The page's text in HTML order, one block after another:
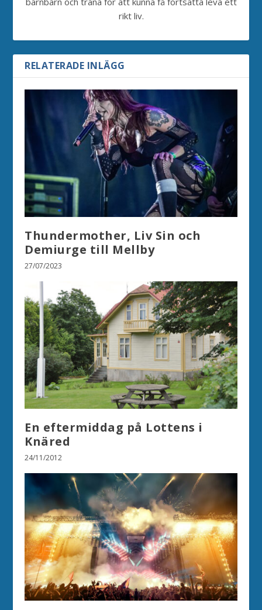
rikt liv.
RELATERADE INLÄGG
Thundermother, Liv Sin och
Demiurge till Mellby
27/07/2023
En eftermiddag på Lottens i
Knäred
24/11/2012